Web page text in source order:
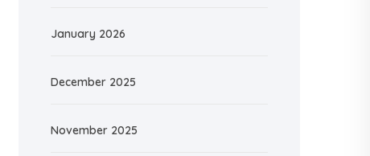
January 2026
December 2025
November 2025